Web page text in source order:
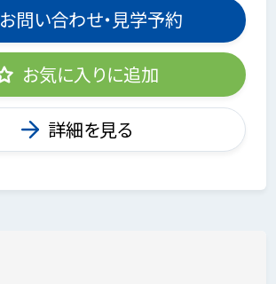
お問い合わせ・見学予約
お気に入りに追加
詳細を見る